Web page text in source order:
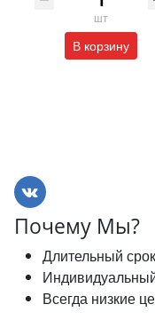
шт
В корзину
Почему Мы?
Длительный
Всегда низкие